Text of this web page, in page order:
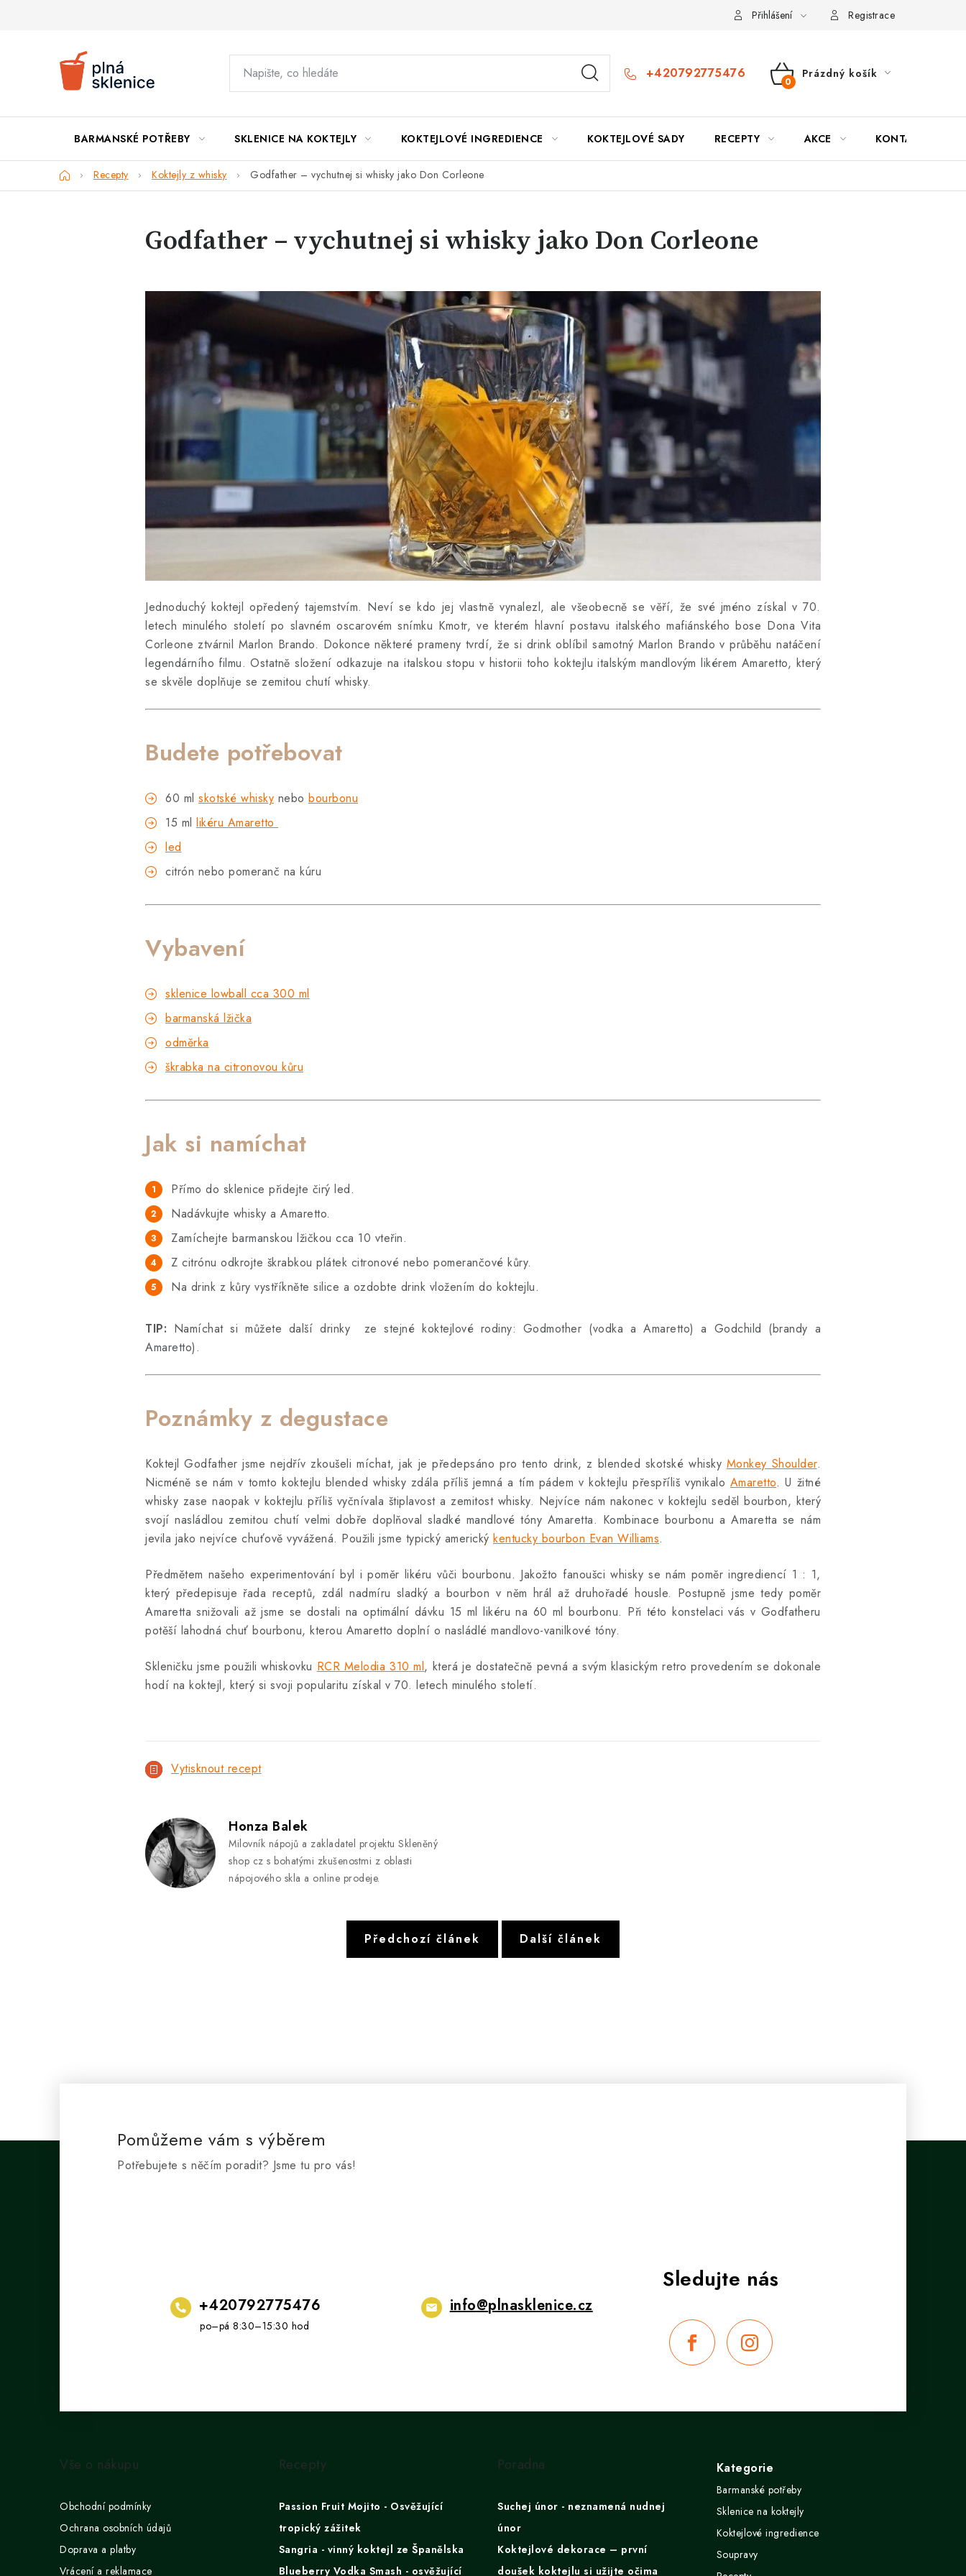
Přihlášení Registrace
+420792775476
Nákupní
Prázdný košík
BARMANSKÉ POTŘEBY SKLENICE NA KOKTEJLY KOKTEJLOVÉ INGREDIENCE KOKTEJLOVÉ SADY RECEPTY AKCE KONTAKTY
DomůRecepty Koktejly z whisky Godfather – vychutnej si whisky jako Don Corleone
Godfather – vychutnej si whisky jako Don Corleone
Jednoduchý koktejl opředený tajemstvím. Neví se kdo jej vlastně vynalezl, ale všeobecně se věří, že své jméno získal v 70.
letech minulého století po slavném oscarovém snímku Kmotr, ve kterém hlavní postavu italského mafiánského bose Dona Vita
Corleone ztvárnil Marlon Brando. Dokonce některé prameny tvrdí, že si drink oblíbil samotný Marlon Brando v průběhu natáčení
legendárního filmu. Ostatně složení odkazuje na italskou stopu v historii toho koktejlu italským mandlovým likérem Amaretto, který
se skvěle doplňuje se zemitou chutí whisky.
Budete potřebovat
60 ml skotské whisky nebo bourbonu
15 ml likéru Amaretto
led
citrón nebo pomeranč na kúru
Vybavení
sklenice lowball cca 300 ml
barmanská lžička
odměrka
škrabka na citronovou kůru
Jak si namíchat
Přímo do sklenice přidejte čirý led.
Nadávkujte whisky a Amaretto.
Zamíchejte barmanskou lžičkou cca 10 vteřin.
Z citrónu odkrojte škrabkou plátek citronové nebo pomerančové kůry.
Na drink z kůry vystříkněte silice a ozdobte drink vložením do koktejlu.
TIP: Namíchat si můžete další drinky ze stejné koktejlové rodiny: Godmother (vodka a Amaretto) a Godchild (brandy a
Amaretto).
Poznámky z degustace
Koktejl Godfather jsme nejdřív zkoušeli míchat, jak je předepsáno pro tento drink, z blended skotské whisky Monkey Shoulder.
Nicméně se nám v tomto koktejlu blended whisky zdála příliš jemná a tím pádem v koktejlu přespříliš vynikalo Amaretto. U žitné
whisky zase naopak v koktejlu příliš vyčnívala štiplavost a zemitost whisky. Nejvíce nám nakonec v koktejlu seděl bourbon, který
svojí nasládlou zemitou chutí velmi dobře doplňoval sladké mandlové tóny Amaretta. Kombinace bourbonu a Amaretta se nám
jevila jako nejvíce chuťově vyvážená. Použili jsme typický americký kentucky bourbon Evan Williams.
Předmětem našeho experimentování byl i poměr likéru vůči bourbonu. Jakožto fanoušci whisky se nám poměr ingrediencí 1 : 1,
který předepisuje řada receptů, zdál nadmíru sladký a bourbon v něm hrál až druhořadé housle. Postupně jsme tedy poměr
Amaretta snižovali až jsme se dostali na optimální dávku 15 ml likéru na 60 ml bourbonu. Při této konstelaci vás v Godfatheru
potěší lahodná chuť bourbonu, kterou Amaretto doplní o nasládlé mandlovo-vanilkové tóny.
Skleničku jsme použili whiskovku RCR Melodia 310 ml, která je dostatečně pevná a svým klasickým retro provedením se dokonale
hodí na koktejl, který si svoji popularitu získal v 70. letech minulého století.
Vytisknout recept
Honza Balek
Milovník nápojů a zakladatel projektu Skleněný
shop cz s bohatými zkušenostmi z oblasti
nápojového skla a online prodeje.
Předchozí článek Další článek
Pomůžeme vám s výběrem
Potřebujete s něčím poradit? Jsme tu pro vás!
info@plnasklenice.cz
+420792775476
Vše o nákupu
Obchodní podmínky
Ochrana osobních údajů
Doprava a platby
Vrácení a reklamace
Recepty
Passion Fruit Mojito - Osvěžující
tropický zážitek
Sangria - vinný koktejl ze Španělska
Blueberry Vodka Smash - osvěžující
Poradna
Suchej únor - neznamená nudnej
únor
Koktejlové dekorace – první
doušek koktejlu si užijte očima
Kategorie
Barmanské potřeby
Sklenice na koktejly
Koktejlové ingredience
Soupravy